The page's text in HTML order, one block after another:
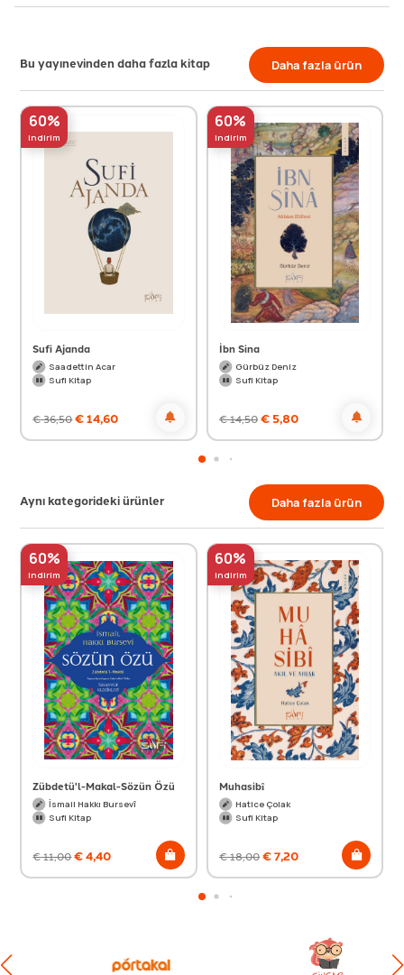
Bu yayınevinden daha fazla kitap Daha fazla ürün
60%
indirim
Sufi Ajanda
Saadettin Acar
Sufi Kitap
€36,50€14,60
60%
indirim
İbn Sina
Gürbüz Deniz
Sufi Kitap
€14,50€5,80
Aynı kategorideki ürünler Daha fazla ürün
60%
indirim
Zübdetü'l-Makal-Sözün Özü
İsmail Hakkı Bursevî
Sufi Kitap
€11,00€4,40
60%
indirim
Muhasibî
Hatice Çolak
Sufi Kitap
€18,00€7,20